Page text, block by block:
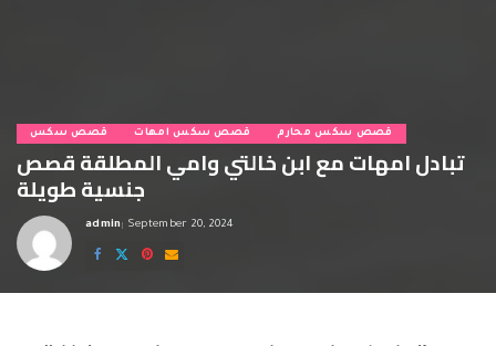
قصص سكس قصص سكس امهات قصص سكس محارم
تبادل امهات مع ابن خالتي وامي المطلقة قصص
جنسية طويلة
Posted
by
admin September 20, 2024